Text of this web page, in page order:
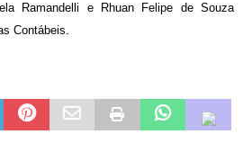
Ramandelli e Rhuan Felipe de Souza
Contábeis.